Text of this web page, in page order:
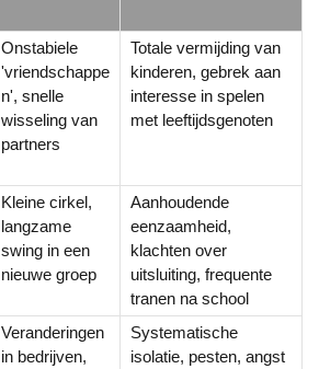
Onstabiele
'vriendschappe
n', snelle
wisseling van
partners
Totale vermijding van
kinderen, gebrek aan
interesse in spelen
met leeftijdsgenoten
Kleine cirkel,
langzame
swing in een
nieuwe groep
Aanhoudende
eenzaamheid,
klachten over
uitsluiting, frequente
tranen na school
Veranderingen
in bedrijven,
Systematische
isolatie, pesten, angst